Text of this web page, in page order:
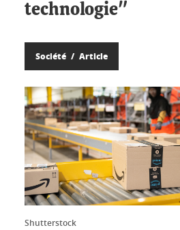
technologie"
Société Article
Shutterstock